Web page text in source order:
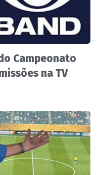
Campeonato
na TV